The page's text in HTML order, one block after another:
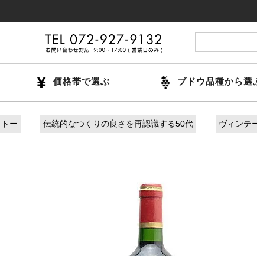
価格帯で選ぶ ブドウ品種から選
ー 伝統的なつくりの良さを再認識する50代 ヴィンテ